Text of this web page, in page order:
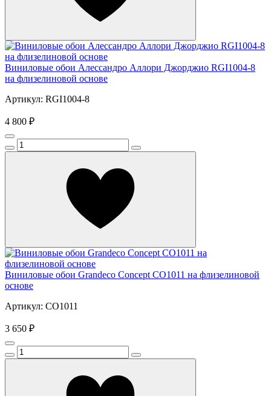
Виниловые обои Алессандро Аллори Джорджио RGI1004-8
на флизелиновой основе
Артикул: RGI1004-8
4 800 ₽
Виниловые обои Grandeco Concept CO1011 на флизелиновой
основе
Артикул: CO1011
3 650 ₽